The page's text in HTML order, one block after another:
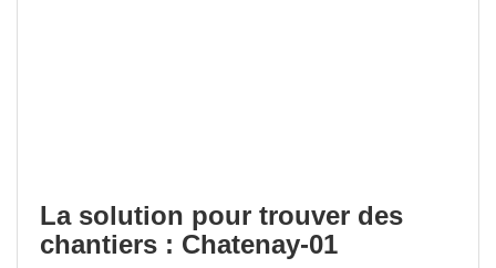
La solution pour trouver des
chantiers : Chatenay-01